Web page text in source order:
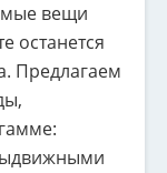
вещи
останется
Предлагаем